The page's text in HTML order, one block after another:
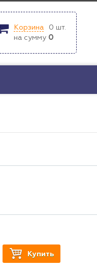
Корзина 0 шт.
на сумму 0
Купить